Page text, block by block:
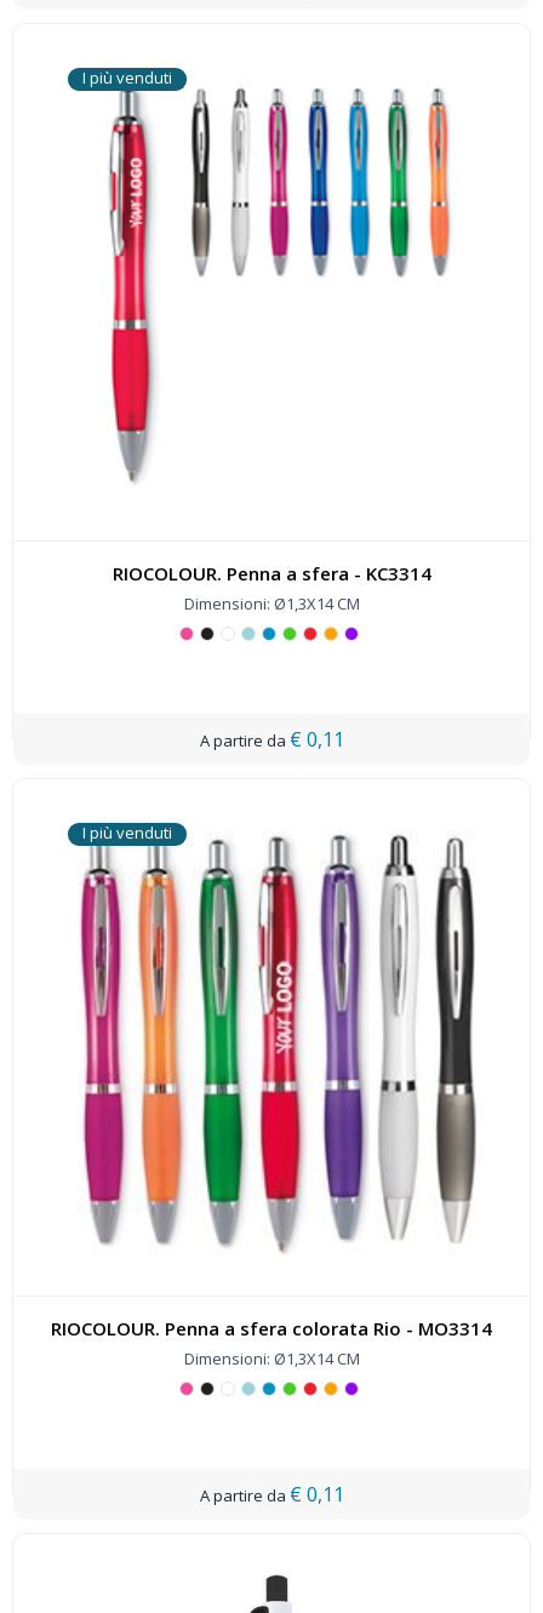
I più venduti
RIOCOLOUR. Penna a sfera - KC3314
Dimensioni: Ø1,3X14 CM
€ 0,11
I più venduti
RIOCOLOUR. Penna a sfera colorata Rio - MO3314
Dimensioni: Ø1,3X14 CM
€ 0,11